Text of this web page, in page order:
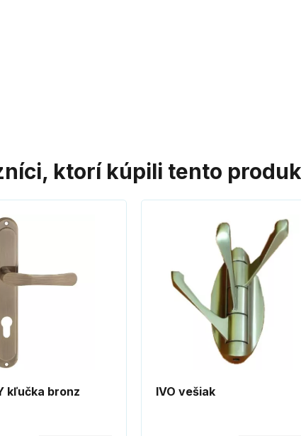
ktorí kúpili tento
kľučka bronz IVO vešiak